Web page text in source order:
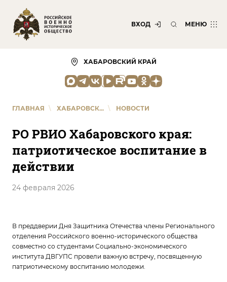
ВХОД МЕНЮ
ХАБАРОВСКИЙ КРАЙ
ГЛАВНАЯ \ ХАБАРОВСК... \ НОВОСТИ
РО РВИО Хабаровского края:
патриотическое воспитание в
действии
24 февраля 2026
В преддверии Дня Защитника Отечества члены Регионального
отделения Российского военно-исторического общества
совместно со студентами Социально-экономического
института ДВГУПС провели важную встречу, посвященную
патриотическому воспитанию молодежи.